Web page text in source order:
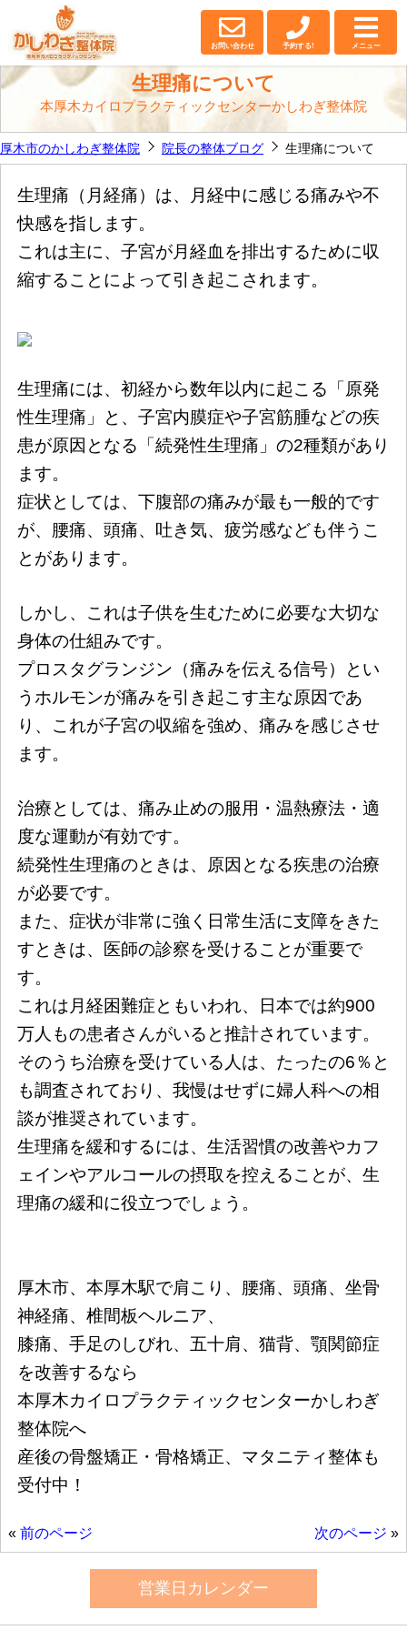
お問い合わせ 予約する! メニュー
生理痛について
本厚木カイロプラクティックセンターかしわぎ整体院
厚木市のかしわぎ整体院 院長の整体ブログ 生理痛について
生理痛（月経痛）は、月経中に感じる痛みや不
快感を指します。
これは主に、子宮が月経血を排出するために収
縮することによって引き起こされます。
生理痛には、初経から数年以内に起こる「原発
性生理痛」と、子宮内膜症や子宮筋腫などの疾
患が原因となる「続発性生理痛」の2種類があり
ます。
症状としては、下腹部の痛みが最も一般的です
が、腰痛、頭痛、吐き気、疲労感なども伴うこ
とがあります。
しかし、これは子供を生むために必要な大切な
身体の仕組みです。
プロスタグランジン（痛みを伝える信号）とい
うホルモンが痛みを引き起こす主な原因であ
り、これが子宮の収縮を強め、痛みを感じさせ
ます。
治療としては、痛み止めの服用・温熱療法・適
度な運動が有効です。
続発性生理痛のときは、原因となる疾患の治療
が必要です。
また、症状が非常に強く日常生活に支障をきた
すときは、医師の診察を受けることが重要で
す。
これは月経困難症ともいわれ、日本では約900
万人もの患者さんがいると推計されています。
そのうち治療を受けている人は、たったの6％と
も調査されており、我慢はせずに婦人科への相
談が推奨されています。
生理痛を緩和するには、生活習慣の改善やカフ
ェインやアルコールの摂取を控えることが、生
理痛の緩和に役立つでしょう。
厚木市、本厚木駅で肩こり、腰痛、頭痛、坐骨
神経痛、椎間板ヘルニア、
膝痛、手足のしびれ、五十肩、猫背、顎関節症
を改善するなら
本厚木カイロプラクティックセンターかしわぎ
整体院へ
産後の骨盤矯正・骨格矯正、マタニティ整体も
受付中！
« 前のページ 次のページ »
営業日カレンダー